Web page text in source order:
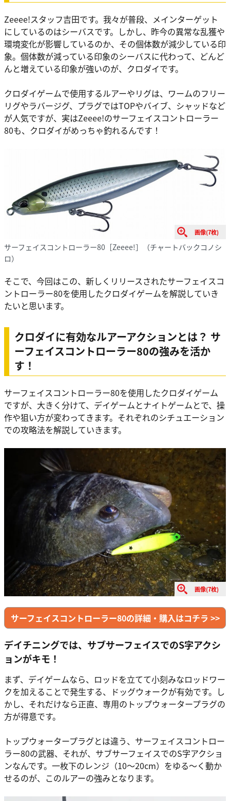
Zeeee!スタッフ吉田です。我々が普段、メインターゲット
にしているのはシーバスです。しかし、昨今の異常な乱獲や
環境変化が影響しているのか、その個体数が減少している印
象。個体数が減っている印象のシーバスに代わって、どんど
んと増えている印象が強いのが、クロダイです。
クロダイゲームで使用するルアーやリグは、ワームのフリー
リグやラバージグ、プラグではTOPやバイブ、シャッドなど
が人気ですが、実はZeeee!のサーフェイスコントローラー
80も、クロダイがめっちゃ釣れるんです！
画像(7枚)
サーフェイスコントローラー80［Zeeee!］（チャートバックコノシ
ロ）
そこで、今回はこの、新しくリリースされたサーフェイスコ
ントローラー80を使用したクロダイゲームを解説していき
たいと思います。
クロダイに有効なルアーアクションとは？ サ
ーフェイスコントローラー80の強みを活か
す！
サーフェイスコントローラー80を使用したクロダイゲーム
ですが、大きく分けて、デイゲームとナイトゲームとで、操
作や狙い方が変わってきます。それぞれのシチュエーション
での攻略法を解説していきます。
画像(7枚)
サーフェイスコントローラー80の詳細・購入はコチラ >>
デイチニングでは、サブサーフェイスでのS字アクシ
ョンがキモ！
まず、デイゲームなら、ロッドを立てて小刻みなロッドワー
クを加えることで発生する、ドッグウォークが有効です。し
かし、それだけなら正直、専用のトップウォータープラグの
方が得意です。
トップウォータープラグとは違う、サーフェイスコントロー
ラー80の武器、それが、サブサーフェイスでのS字アクショ
ンなんです。一枚下のレンジ（10～20cm）をゆる～く動か
せるのが、このルアーの強みとなります。